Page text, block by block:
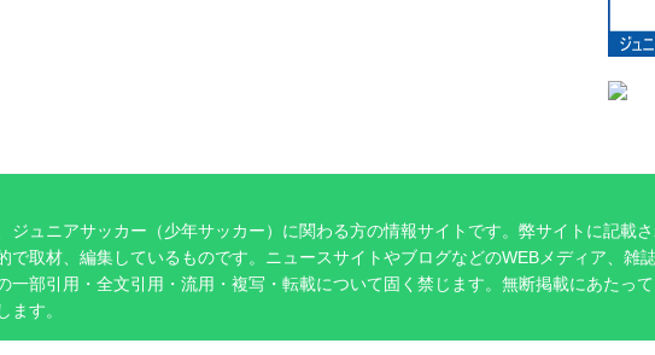
ジュニアサッカー（少年サッカー）に関わる方の情報サイトです。弊サイトに記載
で取材、編集しているものです。ニュースサイトやブログなどのWEBメディア、雑
一部引用・全文引用・流用・複写・転載について固く禁じます。無断掲載にあたっ
ます。